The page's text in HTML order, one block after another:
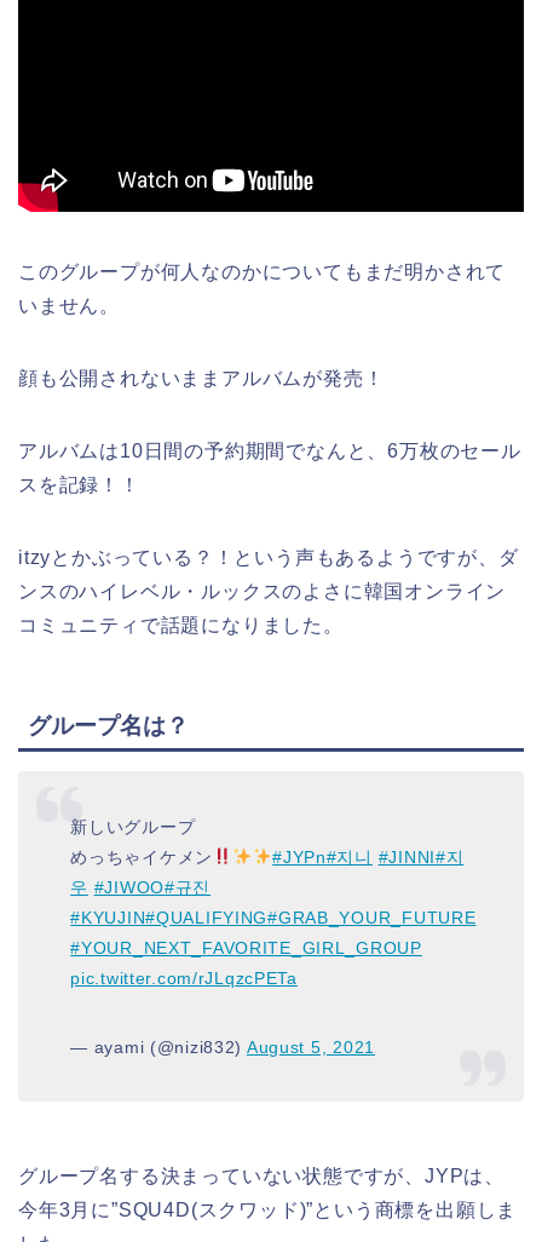
このグループが何人なのかについてもまだ明かされて
いません。
顔も公開されないままアルバムが発売！
アルバムは10日間の予約期間でなんと、6万枚のセール
スを記録！！
itzyとかぶっている？！という声もあるようですが、ダ
ンスのハイレベル・ルックスのよさに韓国オンライン
コミュニティで話題になりました。
グループ名は？
新しいグループ
めっちゃイケメン
#JYPn#지니 #JINNI#지
우 #JIWOO#규진
#KYUJIN#QUALIFYING#GRAB_YOUR_FUTURE
#YOUR_NEXT_FAVORITE_GIRL_GROUP
pic.twitter.com/rJLqzcPETa
— ayami (@nizi832) August 5, 2021
グループ名する決まっていない状態ですが、JYPは、
今年3月に”SQU4D(スクワッド)”という商標を出願しま